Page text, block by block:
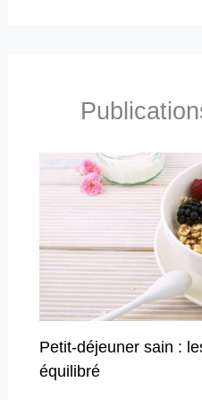
Petit-déjeuner sain :
équilibré